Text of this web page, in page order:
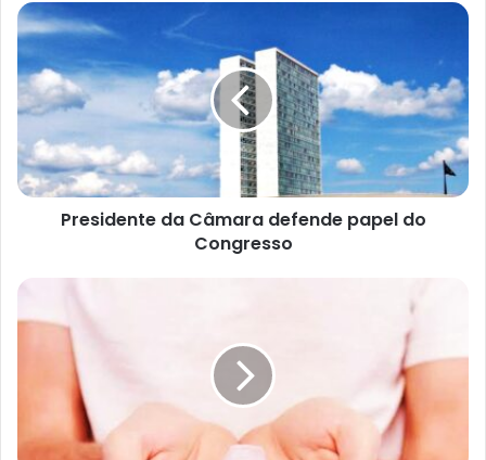
u
e
e
r
e
o
d
e
e
Presidente da Câmara defende papel do
Congresso